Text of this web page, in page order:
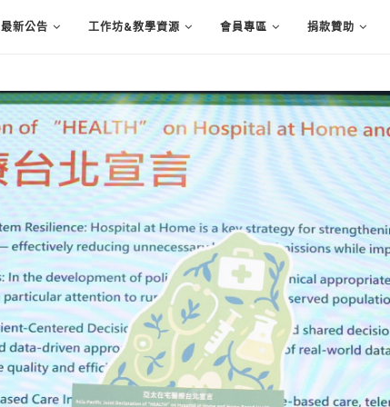
最新公告 工作坊&教學資源 會員專區 捐款贊助